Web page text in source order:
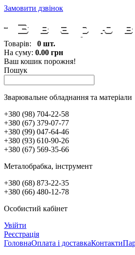
Замовити дзвінок
Товарів: 0 шт.
На суму: 0.00 грн
Ваш кошик порожня!
Пошук
Зварювальне обладнання та матеріали
+380 (98) 704-22-58
+380 (67) 379-07-77
+380 (99) 047-64-46
+380 (93) 610-90-26
+380 (67) 569-35-66
Металобрабка, інcтрумент
+380 (68) 873-22-35
+380 (66) 480-12-78
Особистий кабінет
Увійти
Реєстрація
ГоловнаОплата і доставкаКонтакти